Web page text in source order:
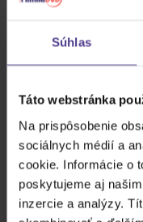
Súhlas
Táto webstránka
Na prispôsobenie
sociálnych médií a
cookie. Informácie o
poskytujeme aj
inzercie a analýzy.